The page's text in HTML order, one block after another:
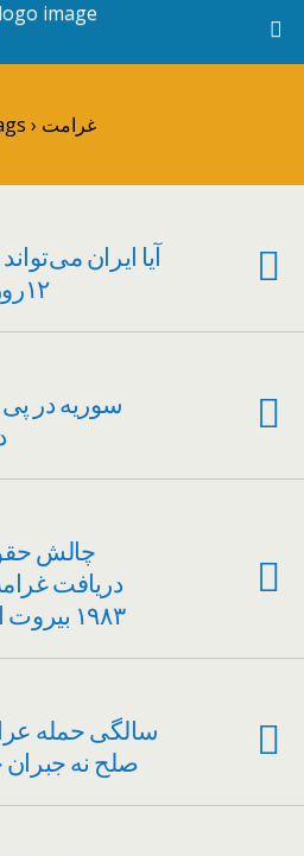
Tags › غرامت
آیا ایران
۱۲روزه غرامت بخواهد؟
چالش
دریافت
۱۹۸۳ بیروت از جمهوری اسلامی
صلح نه